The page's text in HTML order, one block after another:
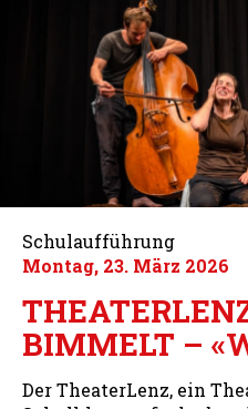
Schulaufführung
Montag, 23. März 2026
BIMMELT –
Der TheaterLenz, ein